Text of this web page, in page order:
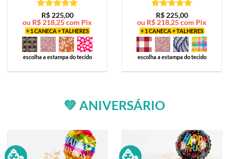
Avaliação5
de 5
R$225,00
ou R$ 218,25com Pix
+ 1 CANECA + TALHERES
escolha a estampa do tecido
Avaliação5
de 5
R$225,00
ou R$ 218,25com Pix
+ 1 CANECA + TALHERES
escolha a estampa do tecido
💚 ANIVERSÁRIO